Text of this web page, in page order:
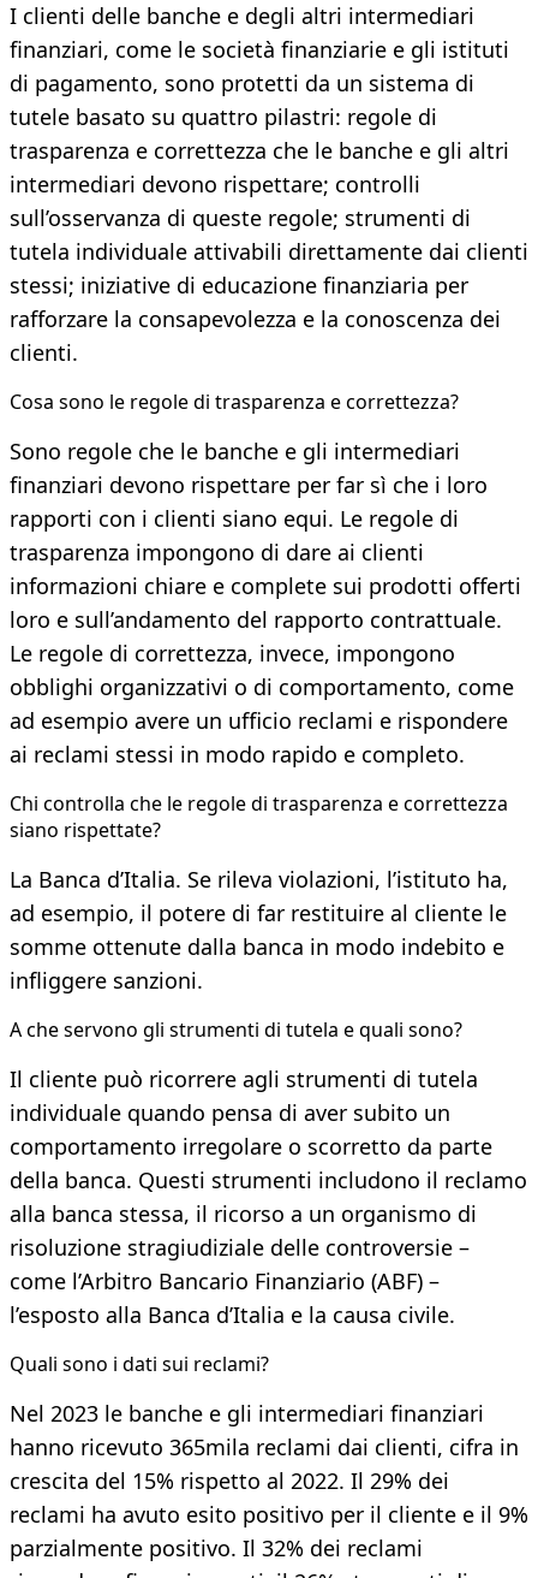
I clienti delle banche e degli altri intermediari
finanziari, come le società finanziarie e gli istituti
di pagamento, sono protetti da un sistema di
tutele basato su quattro pilastri: regole di
trasparenza e correttezza che le banche e gli altri
intermediari devono rispettare; controlli
sull’osservanza di queste regole; strumenti di
tutela individuale attivabili direttamente dai clienti
stessi; iniziative di educazione finanziaria per
rafforzare la consapevolezza e la conoscenza dei
clienti.
Cosa sono le regole di trasparenza e correttezza?
Sono regole che le banche e gli intermediari
finanziari devono rispettare per far sì che i loro
rapporti con i clienti siano equi. Le regole di
trasparenza impongono di dare ai clienti
informazioni chiare e complete sui prodotti offerti
loro e sull’andamento del rapporto contrattuale.
Le regole di correttezza, invece, impongono
obblighi organizzativi o di comportamento, come
ad esempio avere un ufficio reclami e rispondere
ai reclami stessi in modo rapido e completo.
Chi controlla che le regole di trasparenza e correttezza
siano rispettate?
La Banca d’Italia. Se rileva violazioni, l’istituto ha,
ad esempio, il potere di far restituire al cliente le
somme ottenute dalla banca in modo indebito e
infliggere sanzioni.
A che servono gli strumenti di tutela e quali sono?
Il cliente può ricorrere agli strumenti di tutela
individuale quando pensa di aver subito un
comportamento irregolare o scorretto da parte
della banca. Questi strumenti includono il reclamo
alla banca stessa, il ricorso a un organismo di
risoluzione stragiudiziale delle controversie –
come l’Arbitro Bancario Finanziario (ABF) –
l’esposto alla Banca d’Italia e la causa civile.
Quali sono i dati sui reclami?
Nel 2023 le banche e gli intermediari finanziari
hanno ricevuto 365mila reclami dai clienti, cifra in
crescita del 15% rispetto al 2022. Il 29% dei
reclami ha avuto esito positivo per il cliente e il 9%
parzialmente positivo. Il 32% dei reclami